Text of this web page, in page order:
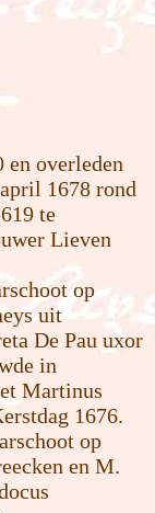
en overleden
1678 rond
te
Lieven
op
uit
De Pau uxor
in
Martinus
1676.
op
en M.